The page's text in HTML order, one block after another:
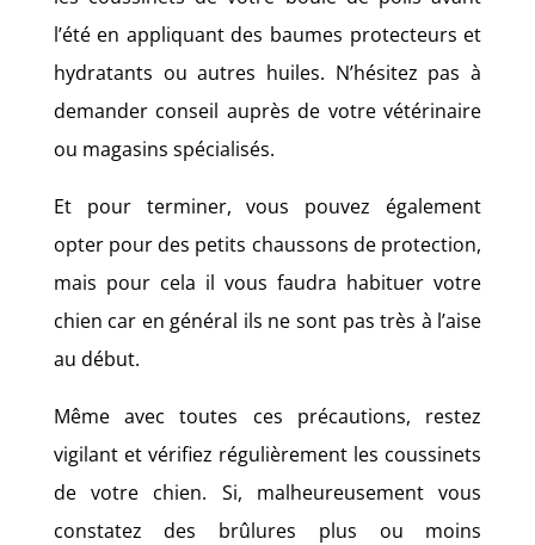
l’été en appliquant des baumes protecteurs et
hydratants ou autres huiles. N’hésitez pas à
demander conseil auprès de votre vétérinaire
ou magasins spécialisés.
Et pour terminer, vous pouvez également
opter pour des petits chaussons de protection,
mais pour cela il vous faudra habituer votre
chien car en général ils ne sont pas très à l’aise
au début.
Même avec toutes ces précautions, restez
vigilant et vérifiez régulièrement les coussinets
de votre chien. Si, malheureusement vous
constatez des brûlures plus ou moins